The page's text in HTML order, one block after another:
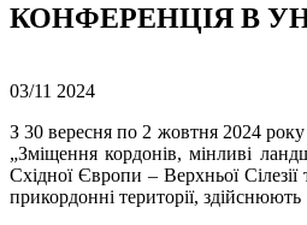
КОНФЕРЕНЦІЯ В
03/11 2024
З 30 вересня по 2 жовтня 2024
„Зміщення кордонів, мінливі
Східної Європи – Верхньої
прикордонні території,